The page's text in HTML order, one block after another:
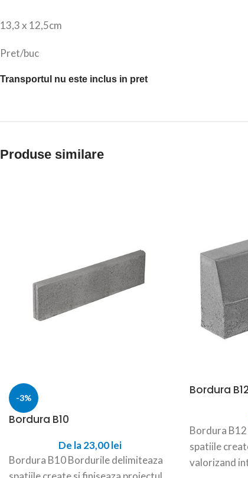
13,3 x 12,5cm
Pret/buc
Transportul nu este inclus in pret
Produse similare
-3%
Bordura B10
De la23,00lei
Bordura B10 Bordurile delimiteaza
Bordura B12
Bordura
spatiile
valorizand